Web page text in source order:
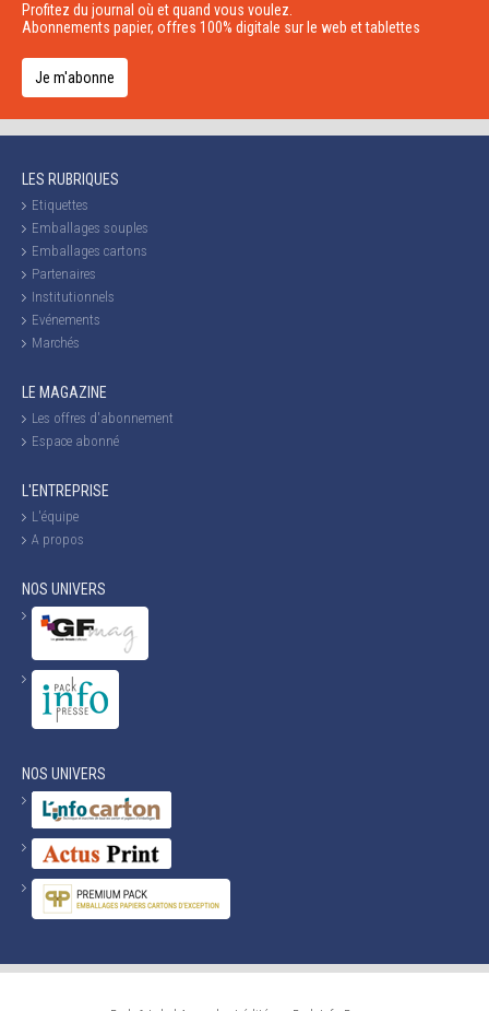
Profitez du journal où et quand vous voulez.
Abonnements papier, offres 100% digitale sur le web et tablettes
Je m'abonne
LES RUBRIQUES
Etiquettes
Emballages souples
Emballages cartons
Partenaires
Institutionnels
Evénements
Marchés
LE MAGAZINE
Les offres d'abonnement
Espace abonné
L'ENTREPRISE
L'équipe
A propos
NOS UNIVERS
NOS UNIVERS